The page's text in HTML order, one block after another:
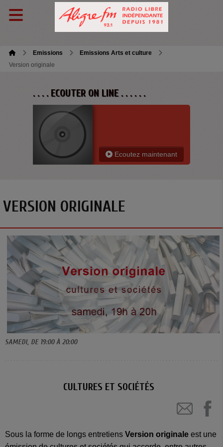
Emissions
Emissions Arts et culture
Version originale
. . . . ECOUTER ON LINE . . . . . .
Ecoutez maintenant
VERSION ORIGINALE
SAMEDI, DE 19:00 À 20:00
CULTURES ET SOCIÉTÉS
Sous la forme de longs entretiens Version originale est une